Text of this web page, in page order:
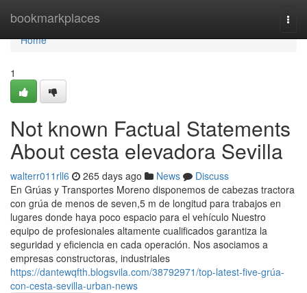
bookmarkplaces
Home
Home
1
Not known Factual Statements
About cesta elevadora Sevilla
walterr011rll6 265 days ago News
Discuss
En Grúas y Transportes Moreno disponemos de cabezas tractora
con grúa de menos de seven,5 m de longitud para trabajos en
lugares donde haya poco espacio para el vehículo Nuestro
equipo de profesionales altamente cualificados garantiza la
seguridad y eficiencia en cada operación. Nos asociamos a
empresas constructoras, industriales
https://dantewqfth.blogsvila.com/38792971/top-latest-five-grúa-
con-cesta-sevilla-urban-news